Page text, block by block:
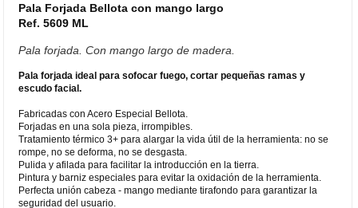
Pala Forjada Bellota con mango largo
Ref. 5609 ML
Pala forjada. Con mango largo de madera.
Pala forjada ideal para sofocar fuego, cortar pequeñas ramas y
escudo facial.
Fabricadas con Acero Especial Bellota.
Forjadas en una sola pieza, irrompibles.
Tratamiento térmico 3+ para alargar la vida útil de la herramienta: no se
rompe, no se deforma, no se desgasta.
Pulida y afilada para facilitar la introducción en la tierra.
Pintura y barniz especiales para evitar la oxidación de la herramienta.
Perfecta unión cabeza - mango mediante tirafondo para garantizar la
seguridad del usuario.